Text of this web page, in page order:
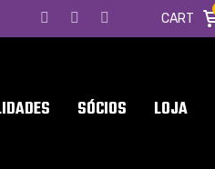
CART
SÓCIOS LOJA